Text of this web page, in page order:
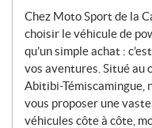
V
E
L
L
E
S
Chez Moto Sport de la
choisir le véhicule de
qu’un simple achat :
vos aventures. Situé au
Abitibi-Témiscamingue,
vous proposer une
véhicules côte à côte,